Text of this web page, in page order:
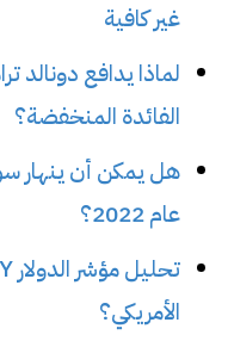
غير كافية
لماذا يدافع
الفائدة المنخفضة؟
عام 2022؟
الأمريكي؟